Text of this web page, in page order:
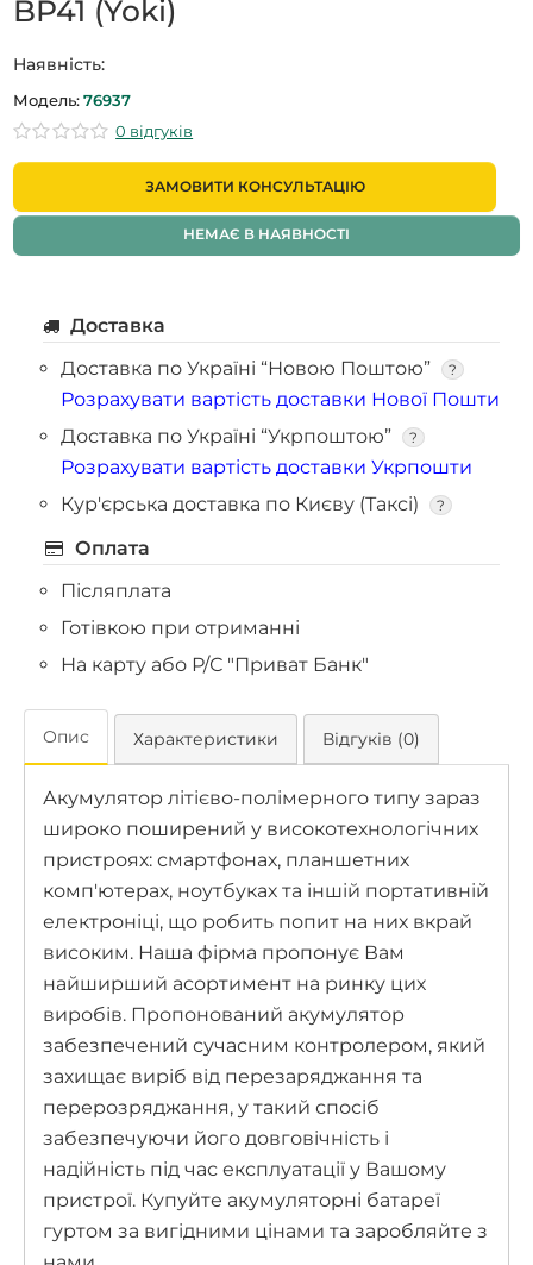
BP41 (Yoki)
Наявність:
Модель: 76937
0 відгуків
ЗАМОВИТИ КОНСУЛЬТАЦІЮ
НЕМАЄ В НАЯВНОСТІ
Доставка
Доставка по Україні “Новою Поштою”
?
Розрахувати вартість доставки Нової Пошти
Доставка по Україні “Укрпоштою”
?
Розрахувати вартість доставки Укрпошти
Кур'єрська доставка по Києву (Таксі)
?
Оплата
Післяплата
Готівкою при отриманні
На карту або Р/С "Приват Банк"
Опис Характеристики Відгуків (0)
Акумулятор літієво-полімерного типу зараз
широко поширений у високотехнологічних
пристроях: смартфонах, планшетних
комп'ютерах, ноутбуках та іншій портативній
електроніці, що робить попит на них вкрай
високим. Наша фірма пропонує Вам
найширший асортимент на ринку цих
виробів. Пропонований акумулятор
забезпечений сучасним контролером, який
захищає виріб від перезаряджання та
перерозряджання, у такий спосіб
забезпечуючи його довговічність і
надійність під час експлуатації у Вашому
пристрої. Купуйте акумуляторні батареї
гуртом за вигідними цінами та заробляйте з